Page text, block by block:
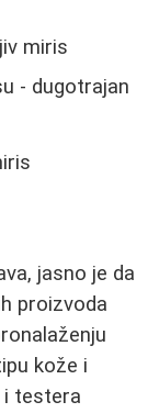
miris
- dugotrajan
jasno je da
proizvoda
kože i
i testera